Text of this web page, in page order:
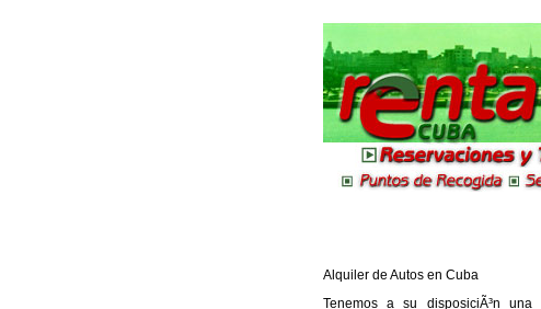
Alquiler de Autos en Cuba
Tenemos a su disposiciÃ³n una